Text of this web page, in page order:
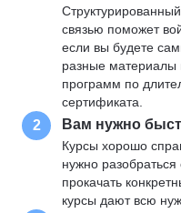
связью поможет
если вы будете
разные материалы
программ по
сертификата.
2 Вам нужно
Курсы хорошо
нужно
прокачать
курсы дают всю